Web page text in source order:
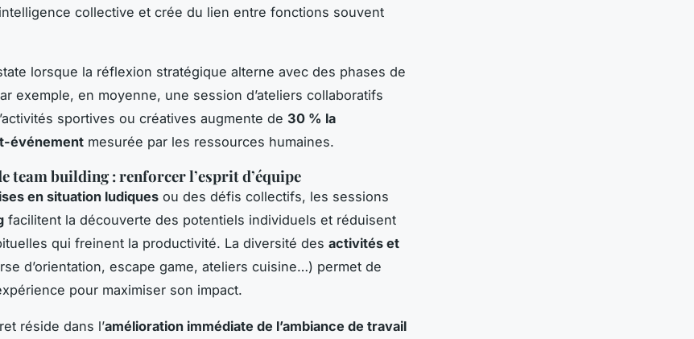
collective et crée du lien entre fonctions souvent
lorsque la réflexion stratégique alterne avec des phases de
exemple, en moyenne, une session d’ateliers collaboratifs
sportives ou créatives augmente de 30 % la
événement mesurée par les ressources humaines.
team building : renforcer l’esprit d’équipe
en situation ludiques ou des défis collectifs, les sessions
facilitent la découverte des potentiels individuels et réduisent
qui freinent la productivité. La diversité des activités et
d’orientation, escape game, ateliers cuisine…) permet de
pour maximiser son impact.
réside dans l’amélioration immédiate de l’ambiance de travail